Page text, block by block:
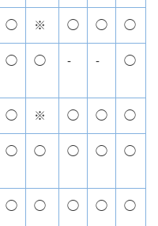
◯ ※ ◯ ◯ ◯
◯ ◯ - - ◯
◯ ※ ◯ ◯ ◯
◯ ◯ ◯ ◯ ◯
◯ ◯ ◯ ◯ ◯